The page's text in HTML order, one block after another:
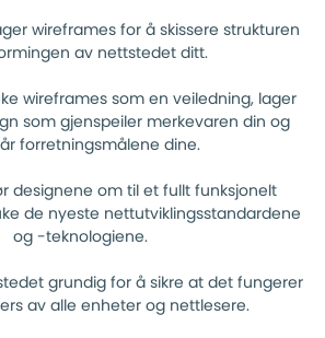
wireframes for å skissere strukturen
av nettstedet ditt.
wireframes som en veiledning, lager
som gjenspeiler merkevaren din og
forretningsmålene dine.
designene om til et fullt funksjonelt
de nyeste nettutviklingsstandardene
og -teknologiene.
grundig for å sikre at det fungerer
av alle enheter og nettlesere.